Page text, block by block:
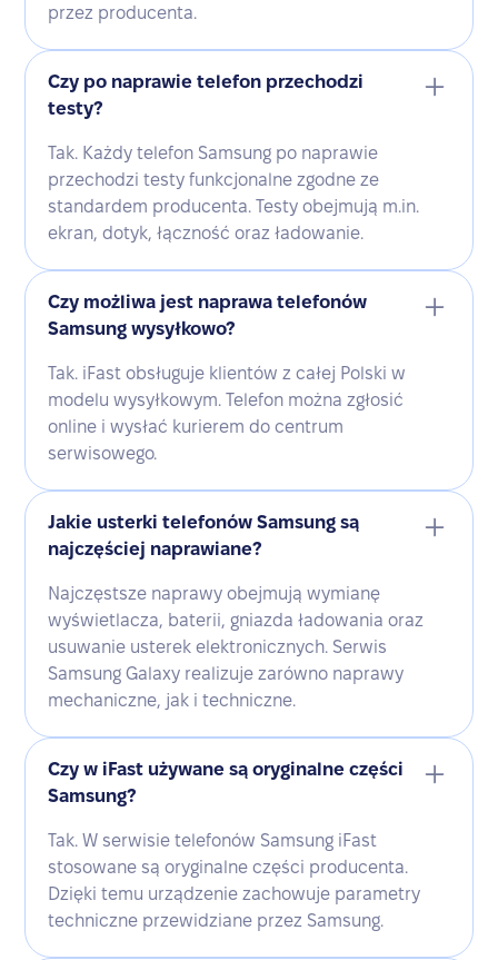
przez producenta.
Czy po naprawie telefon przechodzi
testy?
Tak. Każdy telefon Samsung po naprawie
przechodzi testy funkcjonalne zgodne ze
standardem producenta. Testy obejmują m.in.
ekran, dotyk, łączność oraz ładowanie.
Czy możliwa jest naprawa telefonów
Samsung wysyłkowo?
Tak. iFast obsługuje klientów z całej Polski w
modelu wysyłkowym. Telefon można zgłosić
online i wysłać kurierem do centrum
serwisowego.
Jakie usterki telefonów Samsung są
najczęściej naprawiane?
Najczęstsze naprawy obejmują wymianę
wyświetlacza, baterii, gniazda ładowania oraz
usuwanie usterek elektronicznych. Serwis
Samsung Galaxy realizuje zarówno naprawy
mechaniczne, jak i techniczne.
Czy w iFast używane są oryginalne części
Samsung?
Tak. W serwisie telefonów Samsung iFast
stosowane są oryginalne części producenta.
Dzięki temu urządzenie zachowuje parametry
techniczne przewidziane przez Samsung.